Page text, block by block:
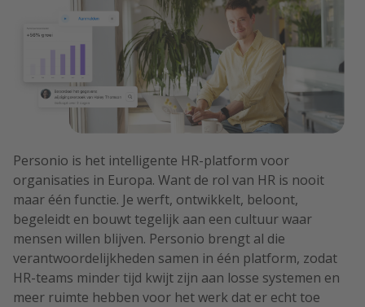
Personio is het intelligente HR-platform voor
organisaties in Europa. Want de rol van HR is nooit
maar één functie. Je werft, ontwikkelt, beloont,
begeleidt en bouwt tegelijk aan een cultuur waar
mensen willen blijven. Personio brengt al die
verantwoordelijkheden samen in één platform, zodat
HR-teams minder tijd kwijt zijn aan losse systemen en
meer ruimte hebben voor het werk dat er echt toe